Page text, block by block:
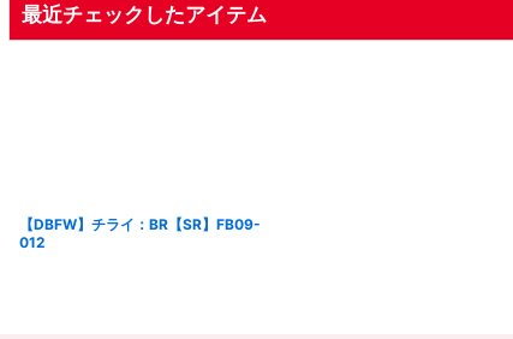
最近チェックしたアイテム
【DBFW】チライ：BR【SR】FB09-
012